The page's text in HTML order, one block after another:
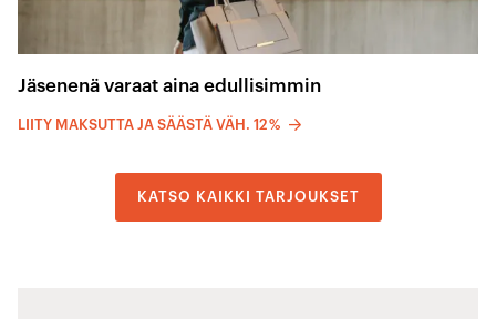
Jäsenenä varaat aina edullisimmin
LIITY MAKSUTTA JA SÄÄSTÄ VÄH. 12 %
KATSO KAIKKI TARJOUKSET